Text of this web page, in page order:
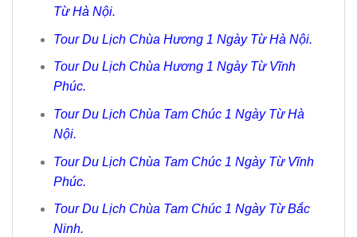
Từ Hà Nội.
Tour Du Lịch Chùa Hương 1 Ngày Từ Hà Nội.
Tour Du Lịch Chùa Hương 1 Ngày Từ Vĩnh
Phúc.
Tour Du Lịch Chùa Tam Chúc 1 Ngày Từ Hà
Nội.
Tour Du Lịch Chùa Tam Chúc 1 Ngày Từ Vĩnh
Phúc.
Tour Du Lịch Chùa Tam Chúc 1 Ngày Từ Bắc
Ninh.